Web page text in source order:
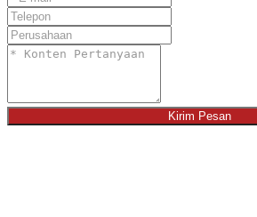
Kirim Pesan